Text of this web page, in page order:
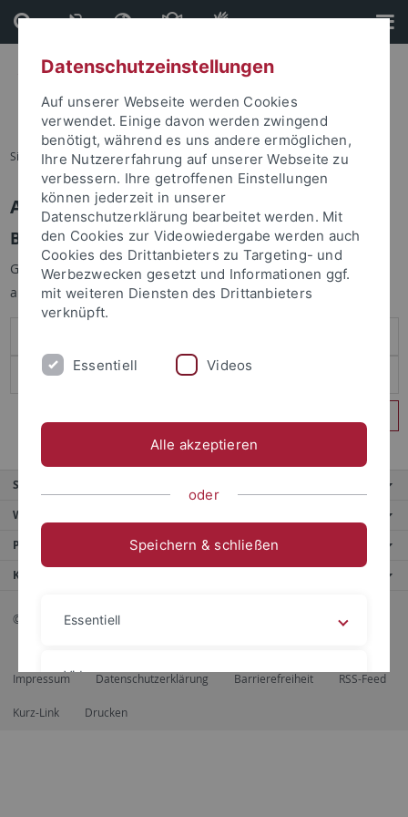
Direkt
zum
Inhalt
Direkt
zur
Fußleiste
Sie sind hier: Startseite
Anmelden
Benutzeranmeldung
Geben Sie Ihren Benutzernamen und Ihr Passwort an um sich
anzumelden:
Service
Weitere Angebote
Portale
Kontaktinfo
© 2026 Eberhard Karls Universität Tübingen, Tübingen
Impressum Datenschutzerklärung Barrierefreiheit RSS-Feed
Kurz-Link Drucken
Datenschutzeinstellungen
Auf unserer Webseite werden Cookies
verwendet. Einige davon werden zwingend
benötigt, während es uns andere ermöglichen,
Ihre Nutzererfahrung auf unserer Webseite zu
verbessern. Ihre getroffenen Einstellungen
können jederzeit in unserer
Datenschutzerklärung bearbeitet werden. Mit
den Cookies zur Videowiedergabe werden auch
Cookies des Drittanbieters zu Targeting- und
Werbezwecken gesetzt und Informationen ggf.
mit weiteren Diensten des Drittanbieters
verknüpft.
Essentiell Videos
Alle akzeptieren
oder
Speichern & schließen
Essentiell
Videos